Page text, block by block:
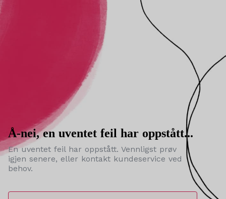
Å-nei, en uventet feil har oppstått...
En uventet feil har oppstått. Vennligst prøv
igjen senere, eller kontakt kundeservice ved
behov.